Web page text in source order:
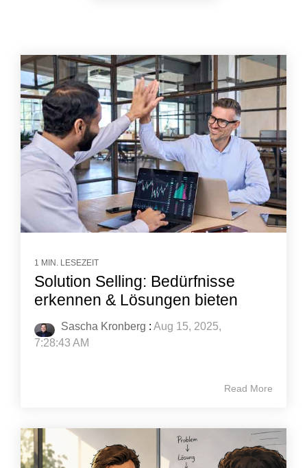
1 MIN. LESEZEIT
Solution Selling: Bedürfnisse
erkennen & Lösungen bieten
Sascha Kronberg : Aug 15, 2025,
7:28:43 AM
Read More